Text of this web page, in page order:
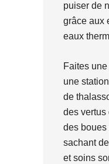
puiser de
grâce aux
eaux
Faites
une
de
des vertus
des boues
sachant
et soins